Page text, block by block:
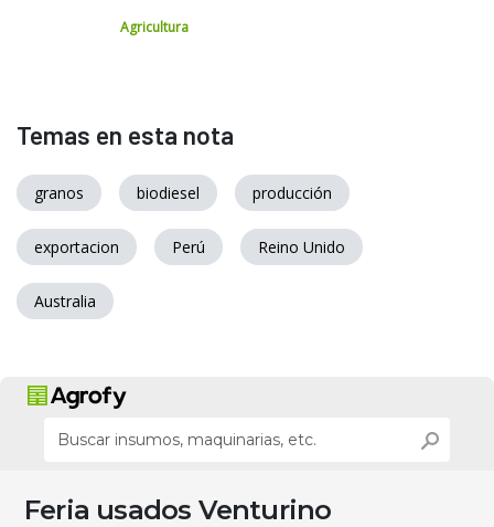
Agricultura
Temas en esta nota
granos biodiesel producción
exportacion Perú Reino Unido
Australia
Feria usados Venturino